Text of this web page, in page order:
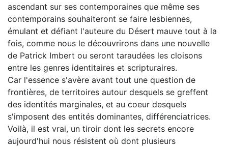
ascendant sur ses contemporaines que même ses
contemporains souhaiteront se faire lesbiennes,
émulant et défiant l'auteure du Désert mauve tout à la
fois, comme nous le découvrirons dans une nouvelle
de Patrick Imbert ou seront taraudées les cloisons
entre les genres identitaires et scripturaires.
Car l'essence s'avère avant tout une question de
frontières, de territoires autour desquels se greffent
des identités marginales, et au coeur desquels
s'imposent des entités dominantes, différenciatrices.
Voilà, il est vrai, un tiroir dont les secrets encore
aujourd'hui nous résistent où dont plusieurs